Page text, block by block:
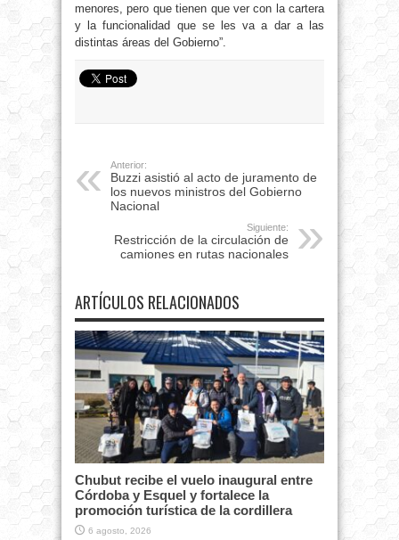
menores, pero que tienen que ver con la cartera
y la funcionalidad que se les va a dar a las
distintas áreas del Gobierno”.
Anterior:
Buzzi asistió al acto de juramento de
los nuevos ministros del Gobierno
Nacional
Siguiente:
Restricción de la circulación de
camiones en rutas nacionales
ARTÍCULOS RELACIONADOS
Chubut recibe el vuelo inaugural entre
Córdoba y Esquel y fortalece la
promoción turística de la cordillera
6 agosto, 2026